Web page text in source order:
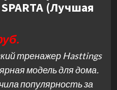
(Лучшая
тренажер Hasttings
модель для дома.
популярность за